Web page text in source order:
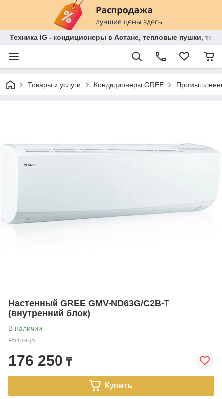
Техника IG - кондиционеры в Астане, тепловые пушки,
Товары и услуги Кондиционеры GREE
Настенный GREE GMV-ND63G/C2B-T
(внутренний блок)
В наличии
Розница
176 250 ₸
Купить